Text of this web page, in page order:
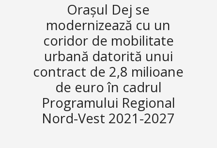
Orașul Dej se
modernizează cu un
coridor de mobilitate
urbană datorită unui
contract de 2,8 milioane
de euro în cadrul
Programului Regional
Nord-Vest 2021-2027